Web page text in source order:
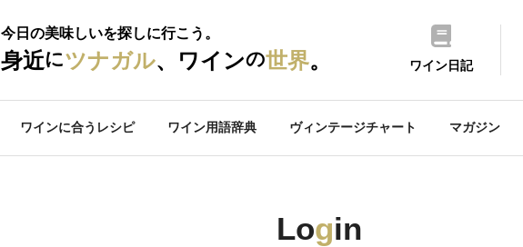
今日の美味しいを探しに行こう。
身近にツナガル、ワインの世界。 ワイン日記
ワインに合うレシピ ワイン用語辞典 ヴィンテージチャート マガジン
Login